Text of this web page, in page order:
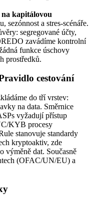
kapitálovou
sezónnost a stres‑scénáře.
segregované účty,
zavádíme kontrolní
funkce úschovy
prostředků.
cestování
do tří vrstev:
na data. Směrnice
vyžadují přístup
KYB procesy
stanovuje standardy
kryptoaktiv, zde
výměně dat. Současně
(OFAC/UN/EU) a